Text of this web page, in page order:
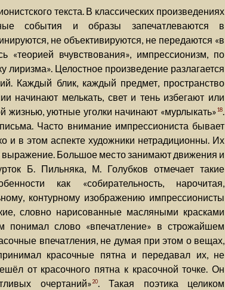
текста. В классических произведениях
события и образы запечатлеваются в
не объективируются, не передаются «в
«теорией вчувствования», импрессионизм, по
лиризма». Целостное произведение разлагается
Каждый блик, каждый предмет, пространство
начинают мелькать, свет и тень избегают или
жизнью, уютные уголки начинают «мурлыкать»18.
Часто внимание импрессиониста бывает
и в этом аспекте художники нетрадиционны. Их
выражение. Большое место занимают движения и
Б. Пильняка, М. Голубков отмечает такие
как «собирательность, нарочитая,
контурному изображению импрессионисты
словно нарисованные масляными красками
понимал слово «впечатление» в строжайшем
впечатления, не думая при этом о вещах,
красочные пятна и передавал их, не
от красочного пятна к красочной точке. Он
очертаний»20. Такая поэтика целиком